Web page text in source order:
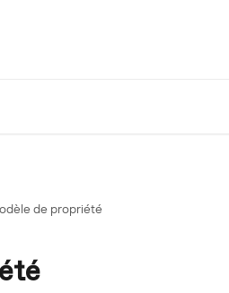
de propriété